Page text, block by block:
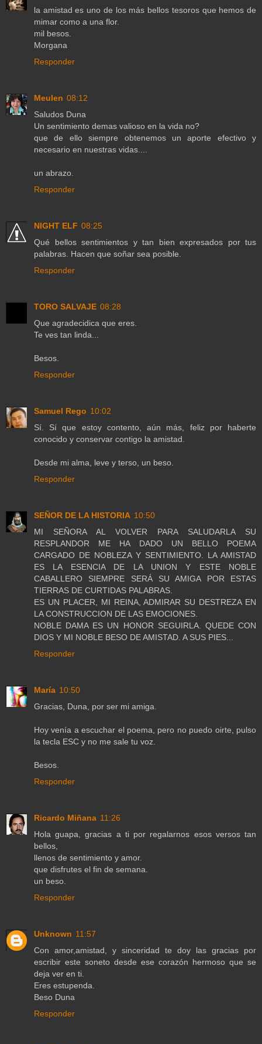
la amistad es uno de los más bellos tesoros que hemos de
mimar como a una flor.
mil besos.
Morgana
Responder
Meulen 08:12
Saludos Duna
Un sentimiento demas valioso en la vida no?
que de ello siempre obtenemos un aporte efectivo y
necesario en nuestras vidas....
un abrazo.
Responder
NIGHT ELF 08:25
Qué bellos sentimientos y tan bien expresados por tus
palabras. Hacen que soñar sea posible.
Responder
TORO SALVAJE 08:28
Que agradecidica que eres.
Te ves tan linda...
Besos.
Responder
Samuel Rego 10:02
Sí. Sí que estoy contento, aún más, feliz por haberte
conocido y conservar contigo la amistad.
Desde mi alma, leve y terso, un beso.
Responder
SEÑOR DE LA HISTORIA 10:50
MI SEÑORA AL VOLVER PARA SALUDARLA SU
RESPLANDOR ME HA DADO UN BELLO POEMA
CARGADO DE NOBLEZA Y SENTIMIENTO. LA AMISTAD
ES LA ESENCIA DE LA UNION Y ESTE NOBLE
CABALLERO SIEMPRE SERÁ SU AMIGA POR ESTAS
TIERRAS DE CURTIDAS PALABRAS.
ES UN PLACER, MI REINA, ADMIRAR SU DESTREZA EN
LA CONSTRUCCION DE LAS EMOCIONES.
NOBLE DAMA ES UN HONOR SEGUIRLA. QUEDE CON
DIOS Y MI NOBLE BESO DE AMISTAD. A SUS PIES...
Responder
María 10:50
Gracias, Duna, por ser mi amiga.
Hoy venía a escuchar el poema, pero no puedo oirte, pulso
la tecla ESC y no me sale tu voz.
Besos.
Responder
Ricardo Miñana 11:26
Hola guapa, gracias a ti por regalarnos esos versos tan
bellos,
llenos de sentimiento y amor.
que disfrutes el fin de semana.
un beso.
Responder
Unknown 11:57
Con amor,amistad, y sinceridad te doy las gracias por
escribir este soneto desde ese corazón hermoso que se
deja ver en ti.
Eres estupenda.
Beso Duna
Responder